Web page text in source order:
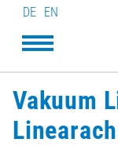
DE EN
Vakuum